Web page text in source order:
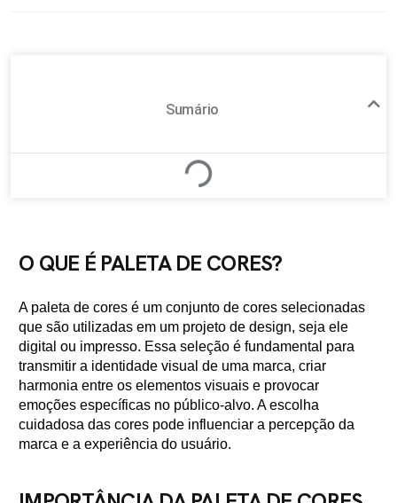
Sumário
O QUE É PALETA DE CORES?
A paleta de cores é um conjunto de cores selecionadas
que são utilizadas em um projeto de design, seja ele
digital ou impresso. Essa seleção é fundamental para
transmitir a identidade visual de uma marca, criar
harmonia entre os elementos visuais e provocar
emoções específicas no público-alvo. A escolha
cuidadosa das cores pode influenciar a percepção da
marca e a experiência do usuário.